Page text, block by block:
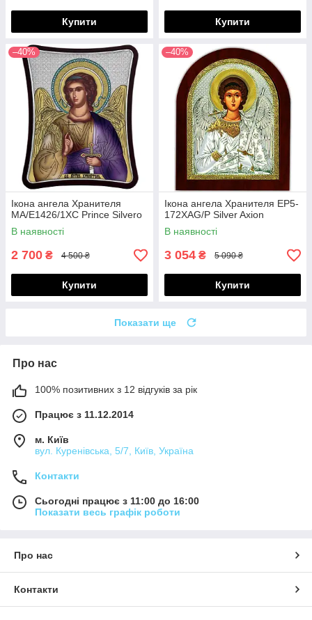
Купити Купити
–40%
Ікона ангела Хранителя
MA/E1426/1XC Prince Silvero
В наявності
2 700 ₴ 4 500 ₴
Купити
–40%
Ікона ангела Хранителя EP5-
172XAG/P Silver Axion
В наявності
3 054 ₴ 5 090 ₴
Купити
Показати ще
Про нас
100% позитивних з 12 відгуків за рік
Працює з 11.12.2014
м. Київ
вул. Куренівська, 5/7, Київ, Україна
Контакти
Сьогодні працює з 11:00 до 16:00
Показати весь графік роботи
Про нас
Контакти